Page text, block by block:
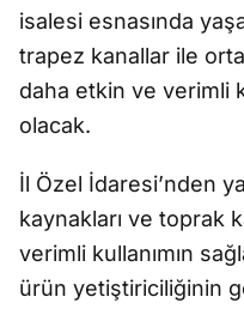
isalesi esnasında
trapez kanallar ile
daha etkin ve verimli
olacak.
İl Özel İdaresi’nden
kaynakları ve toprak
verimli kullanımın
ürün yetiştiriciliğinin